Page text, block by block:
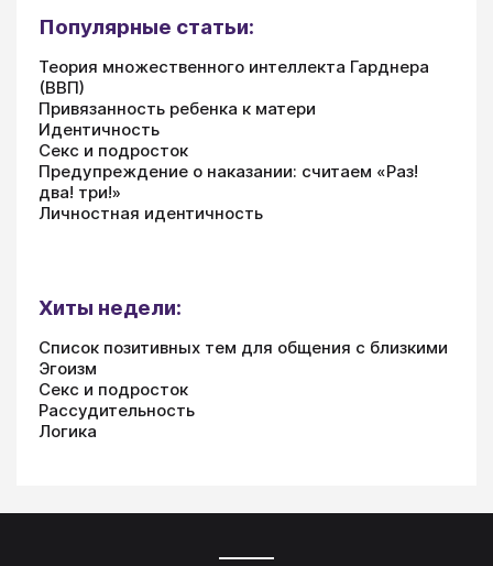
Популярные статьи:
Теория множественного интеллекта Гарднера
(ВВП)
Привязанность ребенка к матери
Идентичность
Секс и подросток
Предупреждение о наказании: считаем «Раз!
два! три!»
Личностная идентичность
Хиты недели:
Список позитивных тем для общения с близкими
Эгоизм
Секс и подросток
Рассудительность
Логика